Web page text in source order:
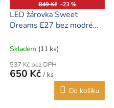
D
A
R
M
A
849 Kč –23 %
LED žárovka Sweet
Dreams E27 bez modré
Skladem (11 ks)
537 Kč bez DPH
650 Kč / ks
Do košíku